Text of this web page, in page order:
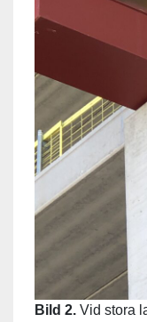
Bild 2. Vid stora